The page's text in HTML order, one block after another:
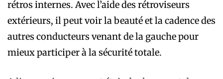
rétros internes. Avec l’aide des rétroviseurs
extérieurs, il peut voir la beauté et la cadence des
autres conducteurs venant de la gauche pour
mieux participer à la sécurité totale.